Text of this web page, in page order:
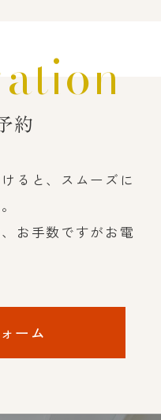
約
ると、スムーズに
お手数ですがお電
ーム